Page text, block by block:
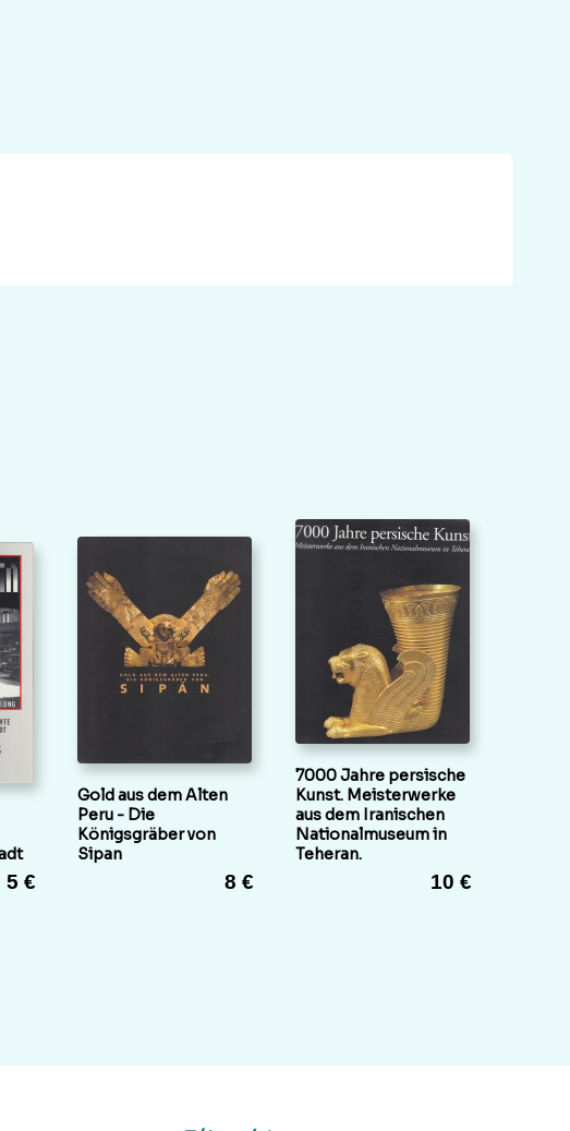
5 €
Gold aus dem Alten
Peru - Die
Königsgräber von
Sipan
8 €
7000 Jahre persische
Kunst. Meisterwerke
aus dem Iranischen
Nationalmuseum in
Teheran.
10 €